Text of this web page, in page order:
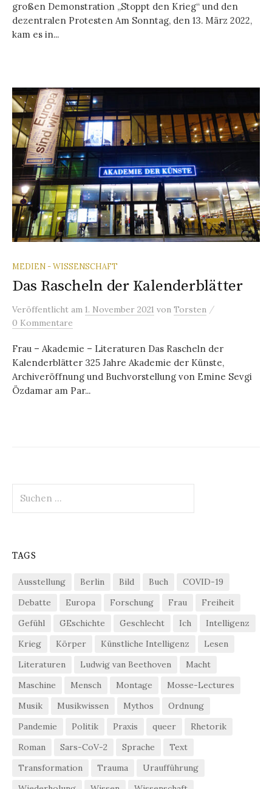
großen Demonstration „Stoppt den Krieg“ und den
dezentralen Protesten Am Sonntag, den 13. März 2022,
kam es in...
MEDIEN - WISSENSCHAFT
Das Rascheln der Kalenderblätter
Veröffentlicht am 1. November 2021 von Torsten /
0 Kommentare
Frau – Akademie – Literaturen Das Rascheln der
Kalenderblätter 325 Jahre Akademie der Künste,
Archiveröffnung und Buchvorstellung von Emine Sevgi
Özdamar am Par...
nach:
TAGS
Ausstellung Berlin Bild Buch
COVID-19
Debatte
Europa Forschung Frau
Freiheit
Gefühl
GEschichte Geschlecht Ich
Intelligenz
Krieg
Körper Künstliche Intelligenz
Lesen
Literaturen
Ludwig van Beethoven
Macht
Maschine
Mensch Montage
Mosse-Lectures
Musik
Musikwissen Mythos
Ordnung
Pandemie
Politik Praxis queer
Rhetorik
Roman
Sars-CoV-2 Sprache
Text
Transformation
Trauma
Uraufführung